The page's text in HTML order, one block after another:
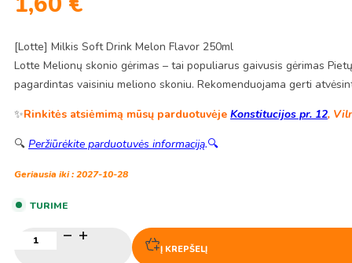
[Lotte] Milkis Soft Drink Melon Flavor 250ml
Lotte Melionų skonio gėrimas – tai populiarus gaivusis gėrimas
pagardintas vaisiniu meliono skoniu. Rekomenduojama gerti
✨Rinkitės atsiėmimą mūsų parduotuvėje Konstitucijos pr. 12,
🔍 Peržiūrėkite parduotuvės informaciją.🔍
Geriausia iki : 2027-10-28
TURIME
kiekis:
Į KREPŠELĮ